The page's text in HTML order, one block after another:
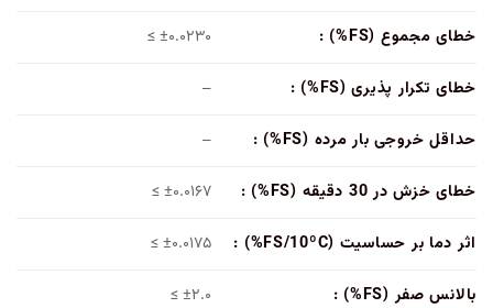
خطای مجموع (FS%) : ±۰.۰۲۳۰ ≥
خطای تکرار پذیری (FS%) : –
حداقل خروجی بار مرده (FS%) : –
خطای خزش در 30 دقیقه (FS%) : ±۰.۰۱۶۷ ≥
اثر دما بر حساسیت (FS/10ºC%) : ±۰.۰۱۷۵ ≥
بالانس صفر (FS%) : ±۲.۰ ≥